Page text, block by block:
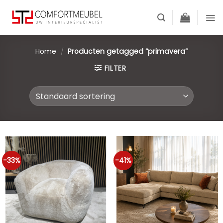
content
Home / Producten getagged “primavera”
FILTER
-33% -41%